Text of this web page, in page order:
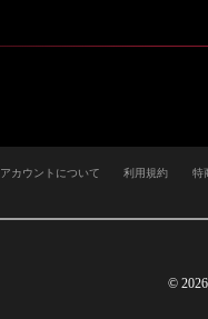
アカウントについて 利用規約 特
©